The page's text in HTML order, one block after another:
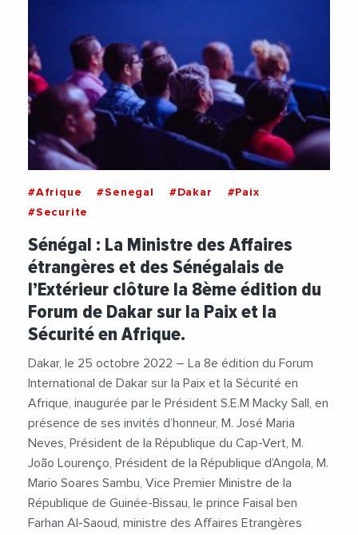
#Afrique #Senegal #Dakar
#Paix
#Securite
Sénégal : La Ministre des Affaires
étrangères et des Sénégalais de
l’Extérieur clôture la 8ème édition du
Forum de Dakar sur la Paix et la
Sécurité en Afrique.
Dakar, le 25 octobre 2022 – La 8e édition du Forum
International de Dakar sur la Paix et la Sécurité en
Afrique, inaugurée par le Président S.E.M Macky Sall, en
présence de ses invités d’honneur, M. José Maria
Neves, Président de la République du Cap-Vert, M.
João Lourenço, Président de la République d’Angola, M.
Mario Soares Sambu, Vice Premier Ministre de la
République de Guinée-Bissau, le prince Faisal ben
Farhan Al-Saoud, ministre des Affaires Etrangères